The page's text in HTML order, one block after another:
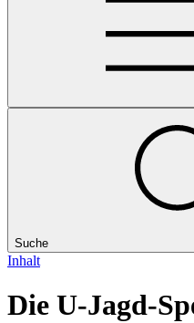
Suche
Inhalt
Die U-Jagd-